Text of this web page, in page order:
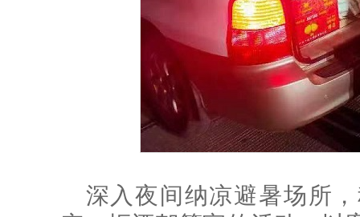
深入夜间纳凉避暑场所